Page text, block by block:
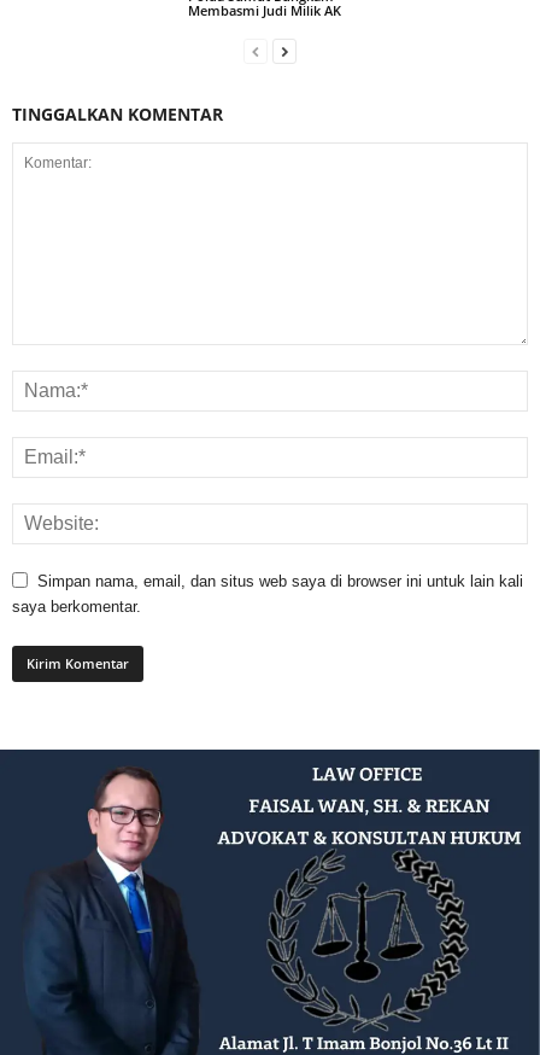
Membasmi Judi Milik AK
TINGGALKAN KOMENTAR
Simpan nama, email, dan situs web saya di browser ini untuk lain kali
saya berkomentar.